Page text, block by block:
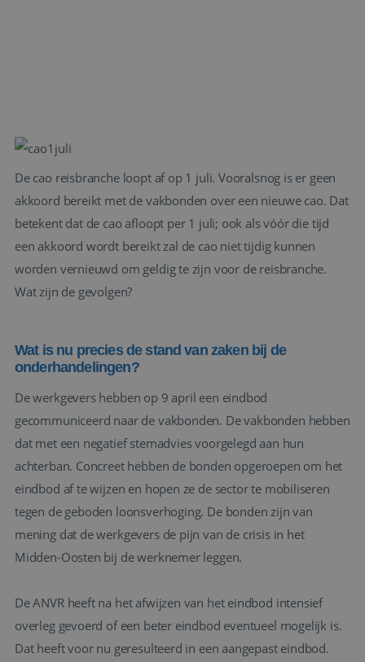
De cao reisbranche loopt af op 1 juli. Vooralsnog is er geen
akkoord bereikt met de vakbonden over een nieuwe cao. Dat
betekent dat de cao afloopt per 1 juli; ook als vóór die tijd
een akkoord wordt bereikt zal de cao niet tijdig kunnen
worden vernieuwd om geldig te zijn voor de reisbranche.
Wat zijn de gevolgen?
Wat is nu precies de stand van zaken bij de
onderhandelingen?
De werkgevers hebben op 9 april een eindbod
gecommuniceerd naar de vakbonden. De vakbonden hebben
dat met een negatief stemadvies voorgelegd aan hun
achterban. Concreet hebben de bonden opgeroepen om het
eindbod af te wijzen en hopen ze de sector te mobiliseren
tegen de geboden loonsverhoging. De bonden zijn van
mening dat de werkgevers de pijn van de crisis in het
Midden-Oosten bij de werknemer leggen.
De ANVR heeft na het afwijzen van het eindbod intensief
overleg gevoerd of een beter eindbod eventueel mogelijk is.
Dat heeft voor nu geresulteerd in een aangepast eindbod.